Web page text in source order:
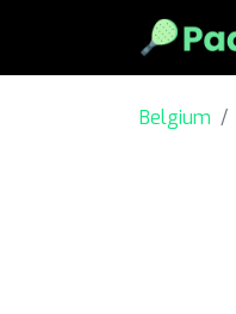
Belgium